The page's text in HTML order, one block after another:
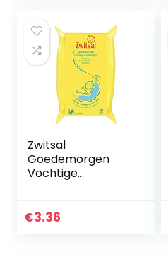
Zwitsal
Goedemorgen
Vochtige
€3.36